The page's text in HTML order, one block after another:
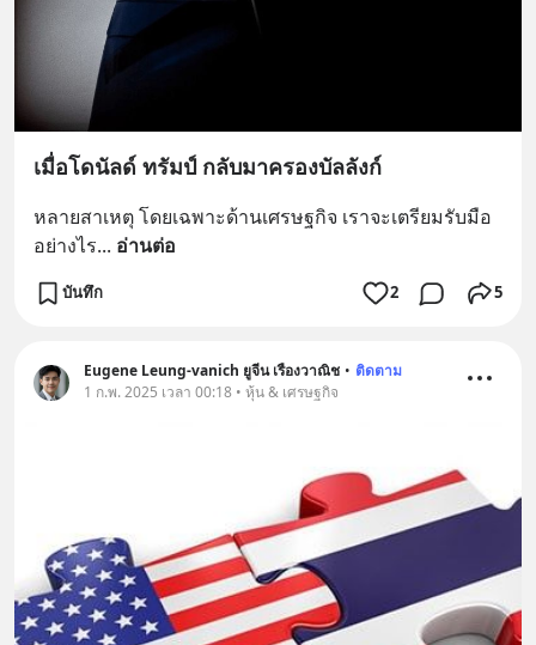
เมื่อโดนัลด์ ทรัมป์ กลับมาครองบัลลังก์
หลายสาเหตุ โดยเฉพาะด้านเศรษฐกิจ เราจะเตรียมรับมือ
อย่างไร... อ่านต่อ
บันทึก 2 5
Eugene Leung-vanich ยูจีน เรืองวาณิช • ติดตาม
1 ก.พ. 2025 เวลา 00:18 • หุ้น & เศรษฐกิจ